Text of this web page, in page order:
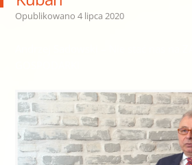
Opublikowano 4 lipca 2020